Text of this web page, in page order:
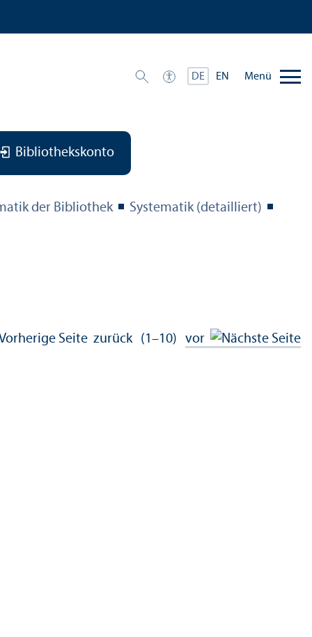
DE EN Menü
Bibliothekskonto
der Bibliothek Systematik (detailliert)
zurück (1–10) vor